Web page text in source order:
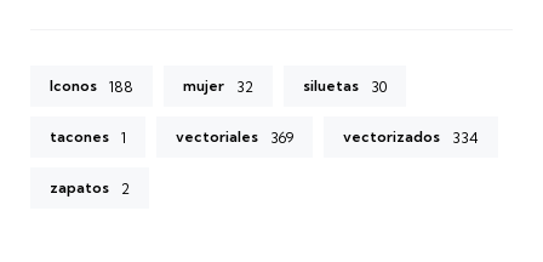
Iconos 188 mujer 32 siluetas 30
tacones 1 vectoriales 369 vectorizados 334
zapatos 2